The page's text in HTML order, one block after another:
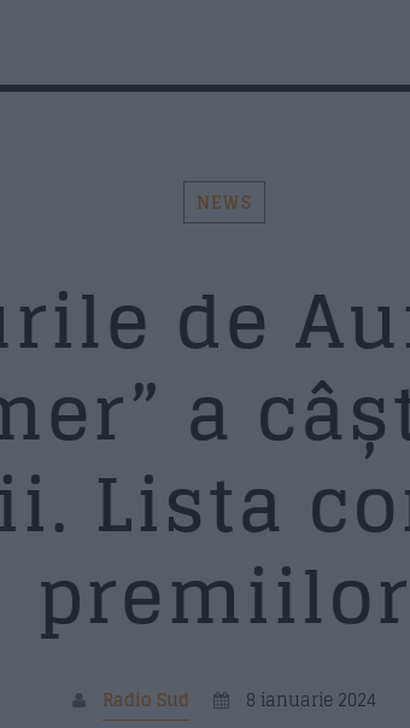
Search in the website:
Distribuie pagina pe:
AZI PE RADIO SUD
NEWS
de
a
Lista
premiilor
Radio Sud 8 ianuarie 2024